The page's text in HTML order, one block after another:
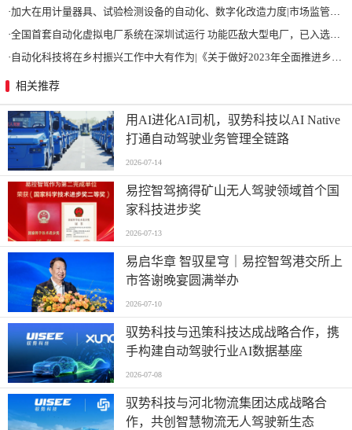
·加大在用计量器具、试验检测设备的自动化、数字化改造力度|市场监管总局 工业和信息化部 关于促进企业计量能力提升的指导意见
·全国首套自动化虚拟电厂系统在深圳试运行 功能匹敌大型电厂，已入选国际典型案例
· 自动化科技将在乡村振兴工作中大有作为|《关于做好2023年全面推进乡村振兴重点工作的意见》发布
相关推荐
用AI进化AI司机，驭势科技以AI Native
打通自动驾驶业务管理全链路
2026-07-14
易控智驾摘得矿山无人驾驶领域首个国
家科技进步奖
2026-07-13
易启华章 智驭星穹｜易控智驾港交所上
市答谢晚宴圆满举办
2026-07-10
驭势科技与迅策科技达成战略合作，携
手构建自动驾驶行业AI数据基座
2026-07-08
驭势科技与河北物流集团达成战略合
作，共创智慧物流无人驾驶新生态